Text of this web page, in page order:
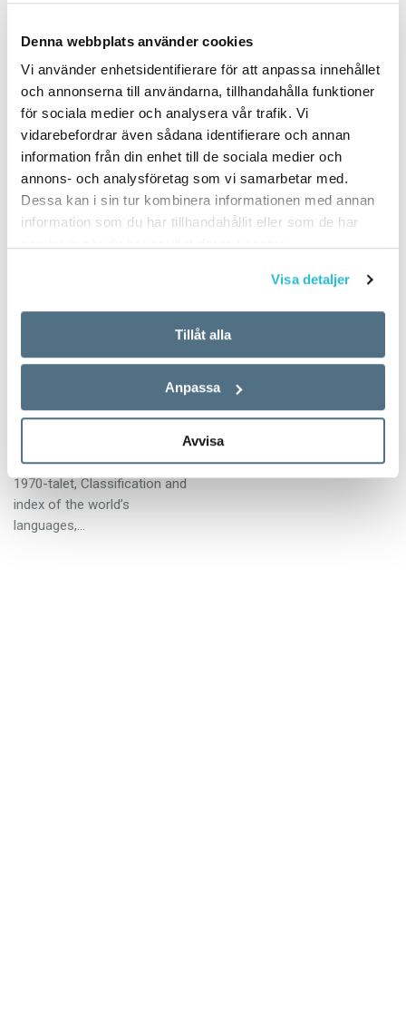
Denna webbplats använder cookies
Vi använder enhetsidentifierare för att anpassa innehållet
och annonserna till användarna, tillhandahålla funktioner
för sociala medier och analysera vår trafik. Vi
vidarebefordrar även sådana identifierare och annan
information från din enhet till de sociala medier och
annons- och analysföretag som vi samarbetar med.
Dessa kan i sin tur kombinera informationen med annan
information som du har tillhandahållit eller som de har
Visa detaljer
Tillåt alla
Anpassa
Avvisa
Vem bor i Sötälje?
12 DECEMBER 2012
språk som de amerikanska
Florence Voegelin gav ut på
1970-talet, Classification and
index of the world’s
languages,…